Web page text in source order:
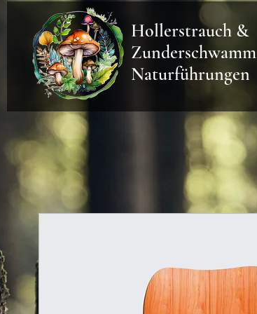
Hollerstrauch &
Zunderschwamm
Naturführungen